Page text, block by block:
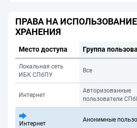
ПРАВА НА
ХРАНЕНИЯ
Место доступа Группа
Локальная сеть
ИБК СПбПУ
Все
Интернет
Авторизованные
пользователи
Интернет
Анонимные